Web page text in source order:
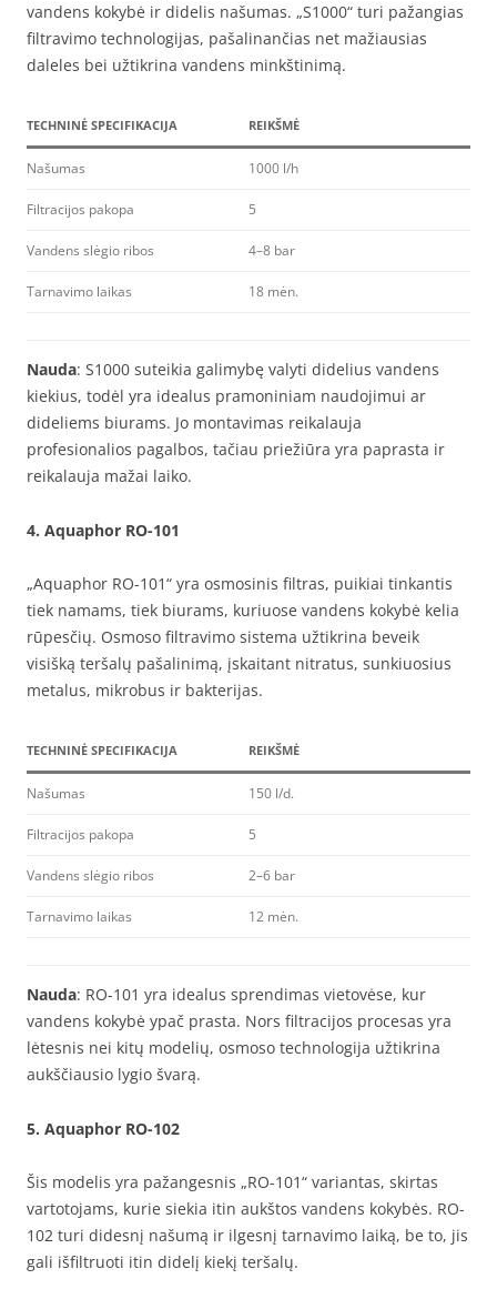
vandens kokybė ir didelis našumas. „S1000“ turi pažangias
filtravimo technologijas, pašalinančias net mažiausias
daleles bei užtikrina vandens minkštinimą.
TECHNINĖ SPECIFIKACIJA REIKŠMĖ
Našumas 1000 l/h
Filtracijos pakopa 5
Vandens slėgio ribos 4–8 bar
Tarnavimo laikas 18 mėn.
Nauda: S1000 suteikia galimybę valyti didelius vandens
kiekius, todėl yra idealus pramoniniam naudojimui ar
dideliems biurams. Jo montavimas reikalauja
profesionalios pagalbos, tačiau priežiūra yra paprasta ir
reikalauja mažai laiko.
4. Aquaphor RO-101
„Aquaphor RO-101“ yra osmosinis filtras, puikiai tinkantis
tiek namams, tiek biurams, kuriuose vandens kokybė kelia
rūpesčių. Osmoso filtravimo sistema užtikrina beveik
visišką teršalų pašalinimą, įskaitant nitratus, sunkiuosius
metalus, mikrobus ir bakterijas.
TECHNINĖ SPECIFIKACIJA REIKŠMĖ
Našumas 150 l/d.
Filtracijos pakopa 5
Vandens slėgio ribos 2–6 bar
Tarnavimo laikas 12 mėn.
Nauda: RO-101 yra idealus sprendimas vietovėse, kur
vandens kokybė ypač prasta. Nors filtracijos procesas yra
lėtesnis nei kitų modelių, osmoso technologija užtikrina
aukščiausio lygio švarą.
5. Aquaphor RO-102
Šis modelis yra pažangesnis „RO-101“ variantas, skirtas
vartotojams, kurie siekia itin aukštos vandens kokybės. RO-
102 turi didesnį našumą ir ilgesnį tarnavimo laiką, be to, jis
gali išfiltruoti itin didelį kiekį teršalų.